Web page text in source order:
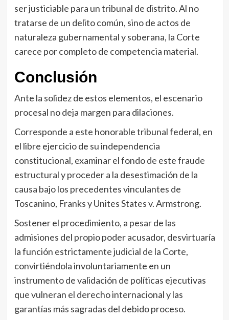
ser justiciable para un tribunal de distrito. Al no
tratarse de un delito común, sino de actos de
naturaleza gubernamental y soberana, la Corte
carece por completo de competencia material.
Conclusión
Ante la solidez de estos elementos, el escenario
procesal no deja margen para dilaciones.
Corresponde a este honorable tribunal federal, en
el libre ejercicio de su independencia
constitucional, examinar el fondo de este fraude
estructural y proceder a la desestimación de la
causa bajo los precedentes vinculantes de
Toscanino, Franks y Unites States v. Armstrong.
Sostener el procedimiento, a pesar de las
admisiones del propio poder acusador, desvirtuaría
la función estrictamente judicial de la Corte,
convirtiéndola involuntariamente en un
instrumento de validación de políticas ejecutivas
que vulneran el derecho internacional y las
garantías más sagradas del debido proceso.